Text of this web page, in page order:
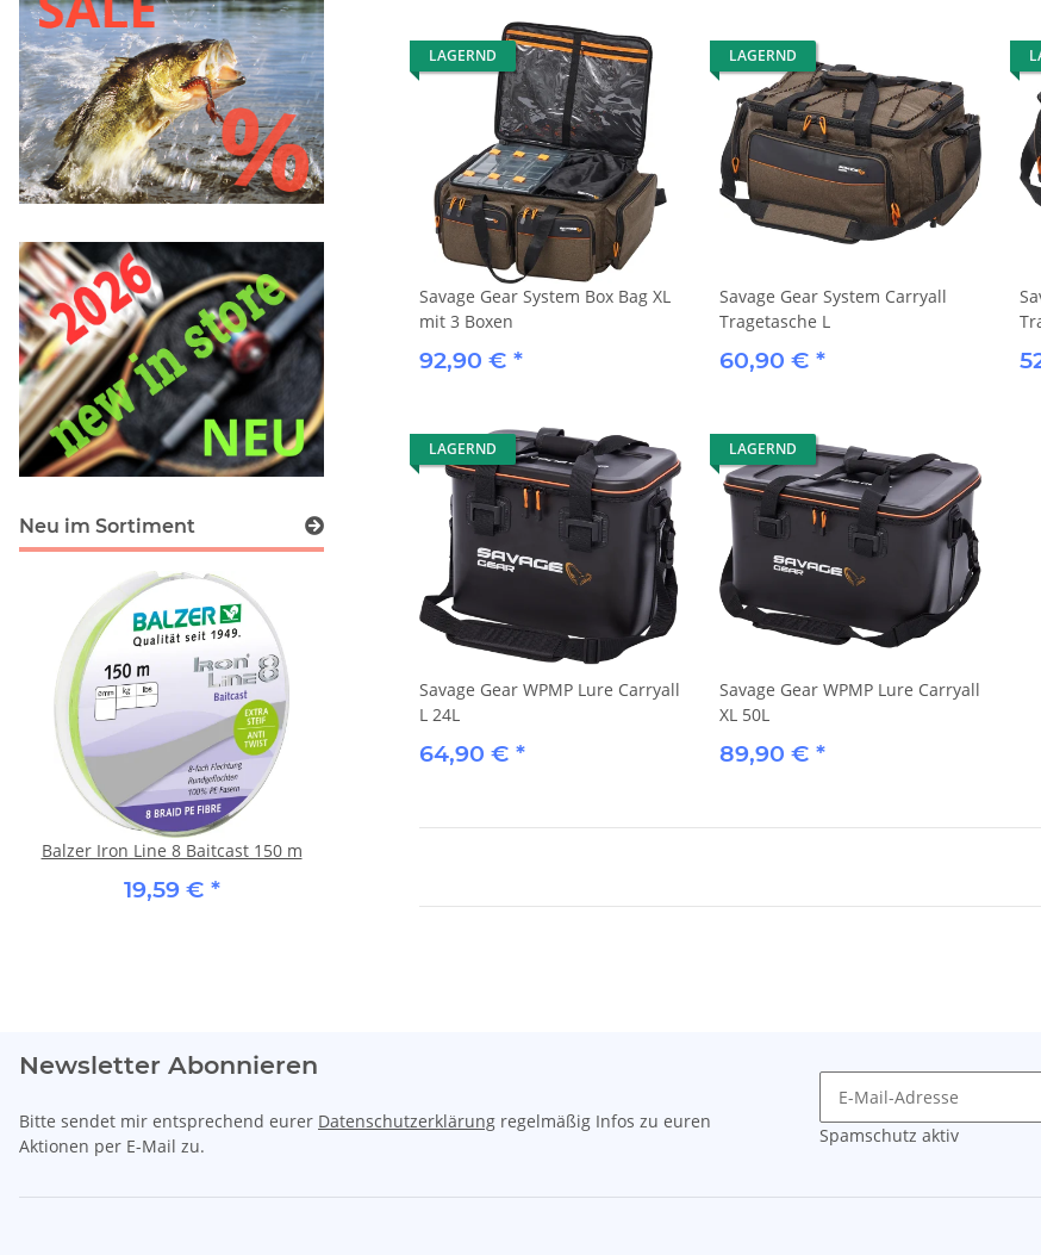
LAGERND
Savage Gear System Box Bag XL
mit 3 Boxen
92,90 € *
LAGERND
Savage Gear System Carryall
Tragetasche L
60,90 € *
LAGERND
Savage Gear WPMP Lure Carryall
L 24L
64,90 € *
LAGERND
Savage Gear WPMP Lure Carryall
XL 50L
89,90 € *
Neu im Sortiment
Balzer Iron Line 8 Baitcast 150 m
19,59 € *
9,69 €*
Newsletter Abonnieren
Bitte sendet mir entsprechend eurer Datenschutzerklärung regelmäßig Infos zu euren
Aktionen per E-Mail zu.
Spamschutz aktiv